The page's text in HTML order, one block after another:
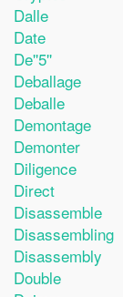
Dalle
Date
De''5''
Deballage
Deballe
Demontage
Demonter
Diligence
Direct
Disassemble
Disassembling
Disassembly
Double